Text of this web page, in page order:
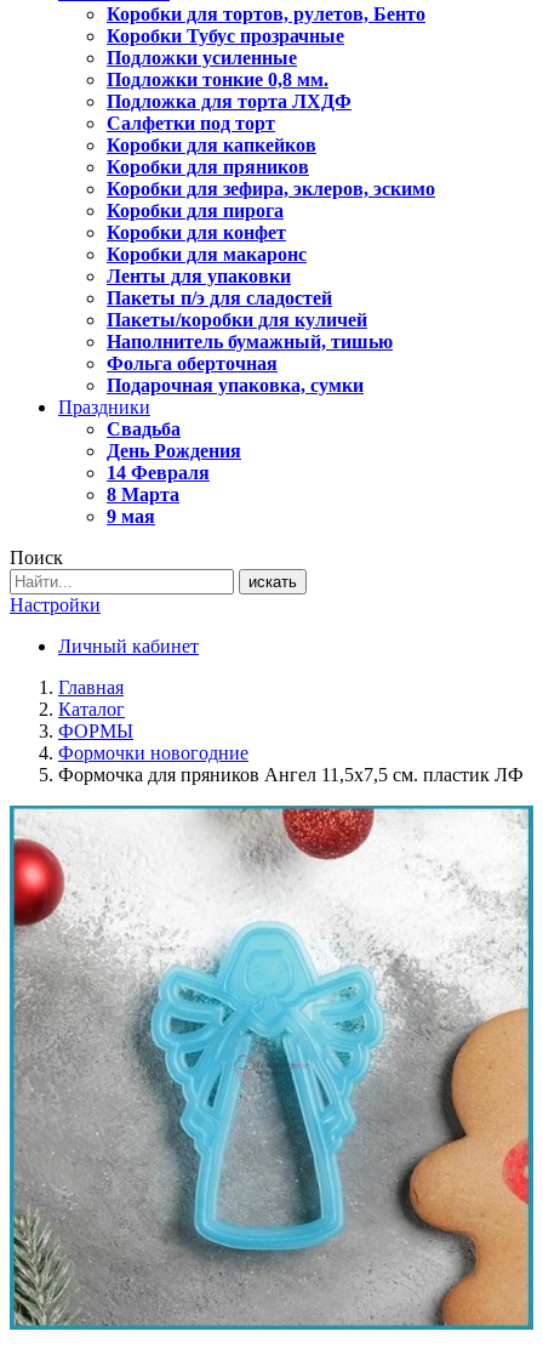
Коробки для тортов, рулетов, Бенто
Коробки Тубус прозрачные
Подложки усиленные
Подложки тонкие 0,8 мм.
Подложка для торта ЛХДФ
Салфетки под торт
Коробки для капкейков
Коробки для пряников
Коробки для зефира, эклеров, эскимо
Коробки для пирога
Коробки для конфет
Коробки для макаронс
Ленты для упаковки
Пакеты п/э для сладостей
Пакеты/коробки для куличей
Наполнитель бумажный, тишью
Фольга оберточная
Подарочная упаковка, сумки
Праздники
Свадьба
День Рождения
14 Февраля
8 Марта
9 мая
Поиск
искать
Настройки
Личный кабинет
Главная
Каталог
ФОРМЫ
Формочки новогодние
Формочка для пряников Ангел 11,5х7,5 см. пластик ЛФ